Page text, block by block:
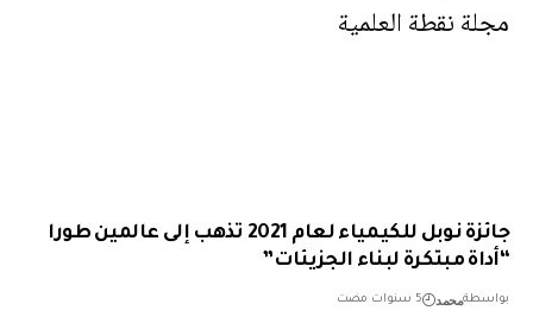
جائزة نوبل للكيمياء لعام 2021 تذهب إلى عالمين طورا
مبتكرة لبناء الجزيئات”
محمد 5 سنوات مضت